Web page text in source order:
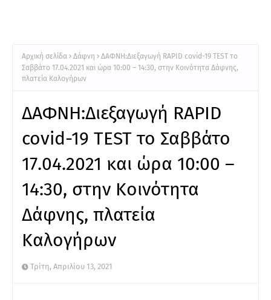
Αρχική σελίδα Δάφνη
ΔΑΦΝΗ:Διεξαγωγή RAPID covid-19 TEST το
Σαββάτο 17.04.2021 και ώρα 10:00 – 14:30, στην Kοινότητα Δάφνης,
πλατεία Καλογήρων
ΔΑΦΝΗ:Διεξαγωγή RAPID
covid-19 TEST το Σαββάτο
17.04.2021 και ώρα 10:00 –
14:30, στην Kοινότητα
Δάφνης, πλατεία
Καλογήρων
Τρίτη, Απριλίου 13, 2021